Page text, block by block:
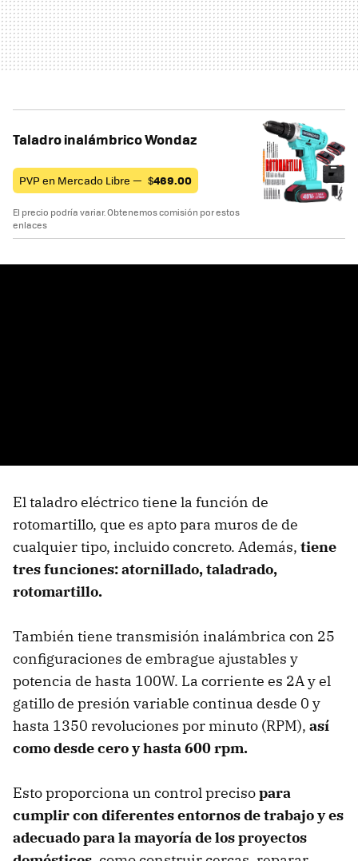
Taladro inalámbrico Wondaz
PVP en Mercado Libre — $469.00
El precio podría variar. Obtenemos comisión por estos
enlaces
El taladro eléctrico tiene la función de
rotomartillo, que es apto para muros de de
cualquier tipo, incluido concreto. Además, tiene
tres funciones: atornillado, taladrado,
rotomartillo.
También tiene transmisión inalámbrica con 25
configuraciones de embrague ajustables y
potencia de hasta 100W. La corriente es 2A y el
gatillo de presión variable continua desde 0 y
hasta 1350 revoluciones por minuto (RPM), así
como desde cero y hasta 600 rpm.
Esto proporciona un control precisopara
cumplir con diferentes entornos de trabajo y es
adecuado para la mayoría de los proyectos